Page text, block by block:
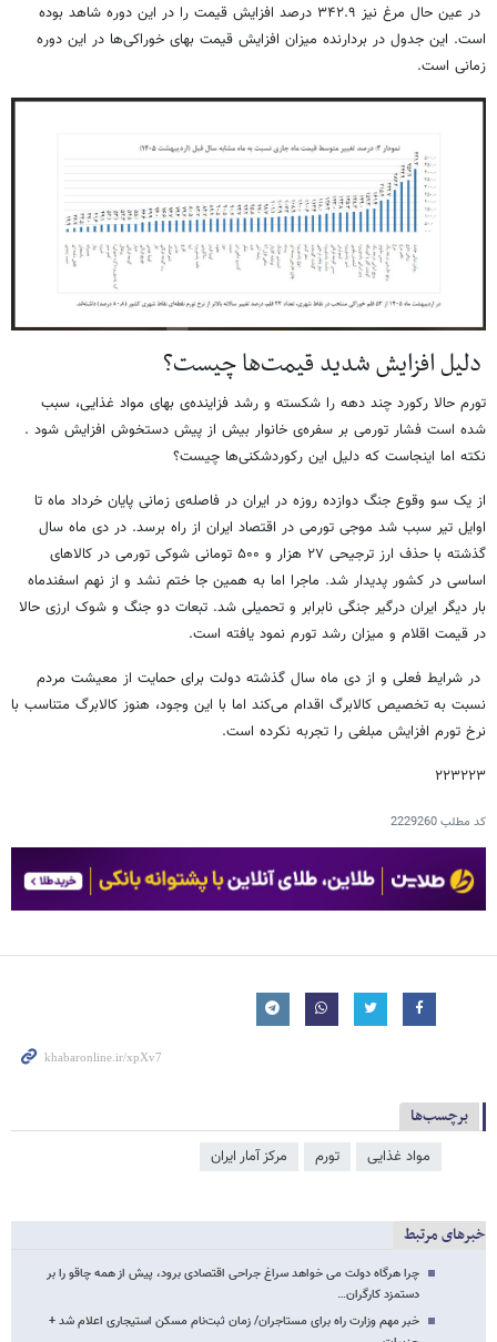
در عین حال مرغ نیز ۳۴۲.۹ درصد افزایش قیمت را در این دوره شاهد بوده
است. این جدول در بردارنده میزان افزایش قیمت بهای خوراکی‌ها در این دوره
زمانی است.
دلیل افزایش شدید قیمت‌ها چیست؟
تورم حالا رکورد چند دهه را شکسته و رشد فزاینده‌ی بهای مواد غذایی، سبب
شده است فشار تورمی بر سفره‌ی خانوار بیش از پیش دستخوش افزایش شود .
نکته اما اینجاست که دلیل این رکوردشکنی‌ها چیست؟
از یک سو وقوع جنگ دوازده روزه در ایران در فاصله‌ی زمانی پایان خرداد ماه تا
اوایل تیر سبب شد موجی تورمی در اقتصاد ایران از راه برسد. در دی ماه سال
گذشته با حذف ارز ترجیحی ۲۷ هزار و ۵۰۰ تومانی شوکی تورمی در کالاهای
اساسی در کشور پدیدار شد. ماجرا اما به همین جا ختم نشد و از نهم اسفندماه
بار دیگر ایران درگیر جنگی نابرابر و تحمیلی شد. تبعات دو جنگ و شوک ارزی حالا
در قیمت اقلام و میزان رشد تورم نمود یافته است.
در شرایط فعلی و از دی ماه سال گذشته دولت برای حمایت از معیشت مردم
نسبت به تخصیص کالابرگ اقدام می‌کند اما با این وجود، هنوز کالابرگ متناسب با
نرخ تورم افزایش مبلغی را تجربه نکرده است.
۲۲۳۲۲۳
کد مطلب2229260
برچسب‌ها
مواد غذایی تورم مرکز آمار ایران
خبرهای مرتبط
چرا هرگاه دولت می خواهد سراغ جراحی اقتصادی برود، پیش از همه چاقو را بر
دستمزد کارگران…
خبر مهم وزارت راه برای مستاجران/ زمان ثبت‌نام مسکن استیجاری اعلام شد +